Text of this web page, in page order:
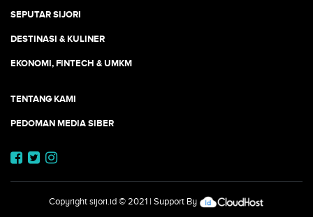
SEPUTAR SIJORI
DESTINASI & KULINER
EKONOMI, FINTECH & UMKM
TENTANG KAMI
PEDOMAN MEDIA SIBER
Copyright sijori.id© 2021 | Support By